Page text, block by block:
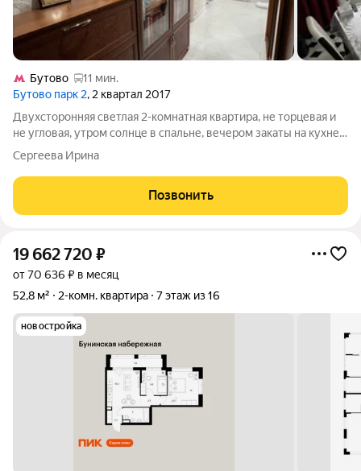
Бутово
11 мин.
Бутово парк 2, 2 квартал 2017
Двухсторонняя светлая 2-комнатная квартира, не торцевая и
не угловая, утром солнце в спальне, вечером закаты на кухне и
гостиной/спальне - идеально! Главная фишка скрытая
кладовая/гардеробная в прихожей и утепленный балкон с
теплым полом на кухне
Сергеева Ирина
Позвонить
19 662 720 ₽
от 70 636 ₽ в месяц
52,8 м²
2-комн. квартира 7 этаж из 16
новостройка